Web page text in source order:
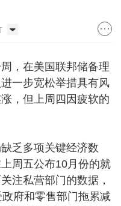
，在美国联邦储备理
一步宽松举措具有风
，但上周四因疲软的
乏多项关键经济数
周五公布10月份的就
注私营部门的数据，
府和零售部门拖累减